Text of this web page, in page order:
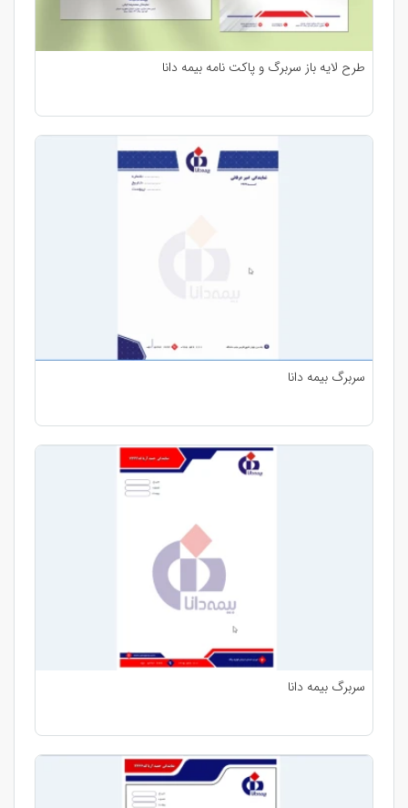
طرح لایه باز سربرگ و پاکت نامه بیمه دانا
سربرگ بیمه دانا
سربرگ بیمه دانا